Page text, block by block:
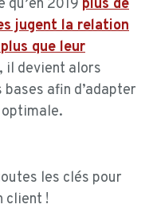
qu’en 2019 plus de
jugent la relation
que leur
il devient alors
afin d’adapter
les clés pour
client !